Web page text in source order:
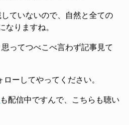
ていないので、自然と全ての
なりますね。
ってつべこべ言わず記事見て
ローしてやってください。
も配信中ですんで、こちらも聴い